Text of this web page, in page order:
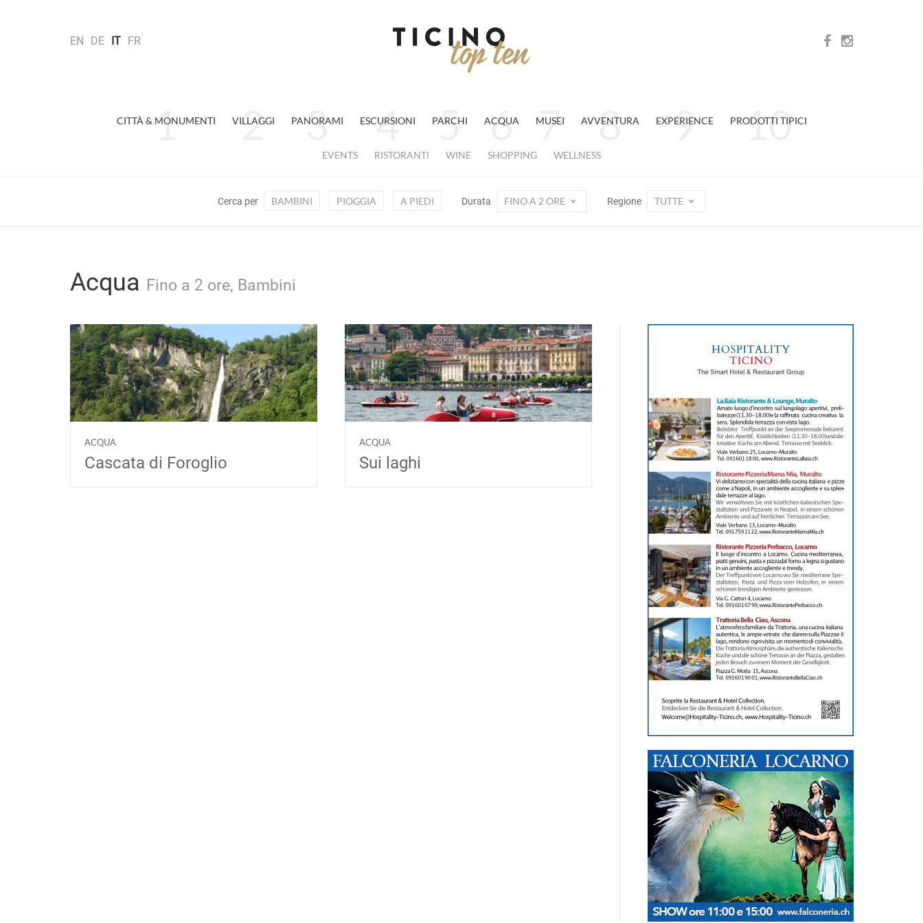
EN DE IT FR
CITTÀ & MONUMENTI VILLAGGI PANORAMI ESCURSIONI PARCHI ACQUA MUSEI AVVENTURA EXPERIENCE PRODOTTI TIPICI
EVENTS RISTORANTI WINE SHOPPING WELLNESS
Cerca per BAMBINI PIOGGIA A PIEDI Durata FINO A 2 ORE Regione TUTTE
Acqua Fino a 2 ore, Bambini
ACQUA
Cascata di Foroglio
ACQUA
Sui laghi